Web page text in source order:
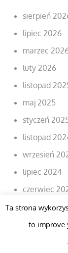
sierpień
lipiec 2026
marzec
luty 2026
listopad
maj 2025
styczeń
listopad
wrzesień
lipiec 2024
czerwiec
styczeń
wrzesień
sierpień
Ta strona
to improve